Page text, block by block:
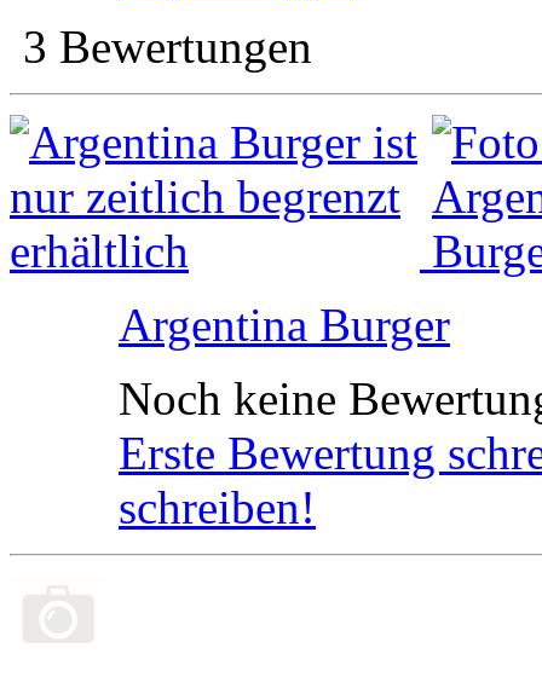
3 Bewertungen
Argentina Burger
Noch keine
Erste Bewertung
schreiben!